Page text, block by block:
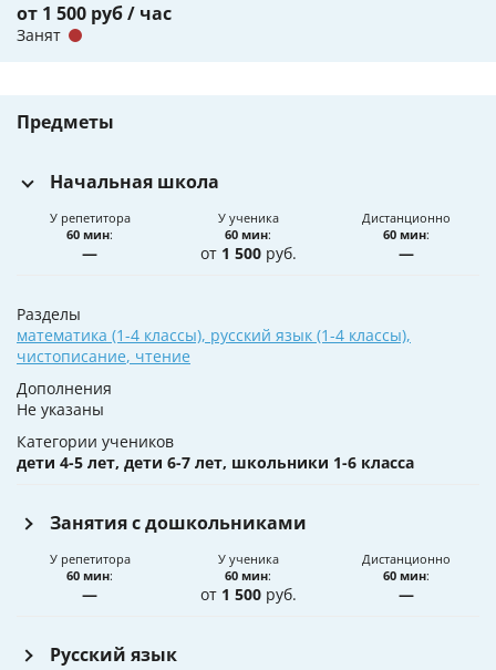
от 1 500 руб / час
Занят
Предметы
Начальная школа
У репетитора
60 мин:
—
У ученика
60 мин:
от 1 500руб.
Дистанционно
60 мин:
—
Разделы
математика (1-4 классы), русский язык (1-4 классы),
чистописание, чтение
Дополнения
Не указаны
Категории учеников
дети 4-5 лет, дети 6-7 лет, школьники 1-6 класса
Занятия с дошкольниками
У репетитора
60 мин:
—
У ученика
60 мин:
от 1 500руб.
Дистанционно
60 мин:
—
Русский язык